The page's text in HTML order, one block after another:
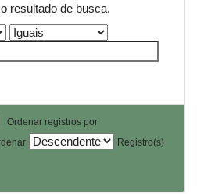
resultado de busca.
Ordenar registros por
Registro(s)